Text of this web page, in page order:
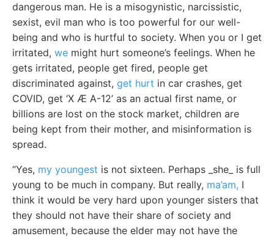
dangerous man. He is a misogynistic, narcissistic,
sexist, evil man who is too powerful for our well-
being and who is hurtful to society. When you or I get
irritated, we might hurt someone’s feelings. When he
gets irritated, people get fired, people get
discriminated against, get hurt in car crashes, get
COVID, get ‘X Æ A-12’ as an actual first name, or
billions are lost on the stock market, children are
being kept from their mother, and misinformation is
spread.
“Yes, my youngest is not sixteen. Perhaps _she_ is full
young to be much in company. But really, ma’am, I
think it would be very hard upon younger sisters that
they should not have their share of society and
amusement, because the elder may not have the